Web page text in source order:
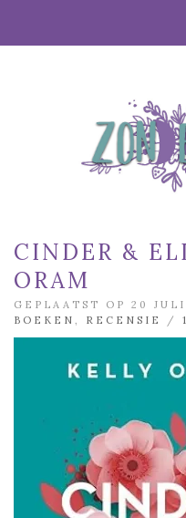
CINDER &
ORAM
GEPLAATST OP 20
BOEKEN
RECENSIE /